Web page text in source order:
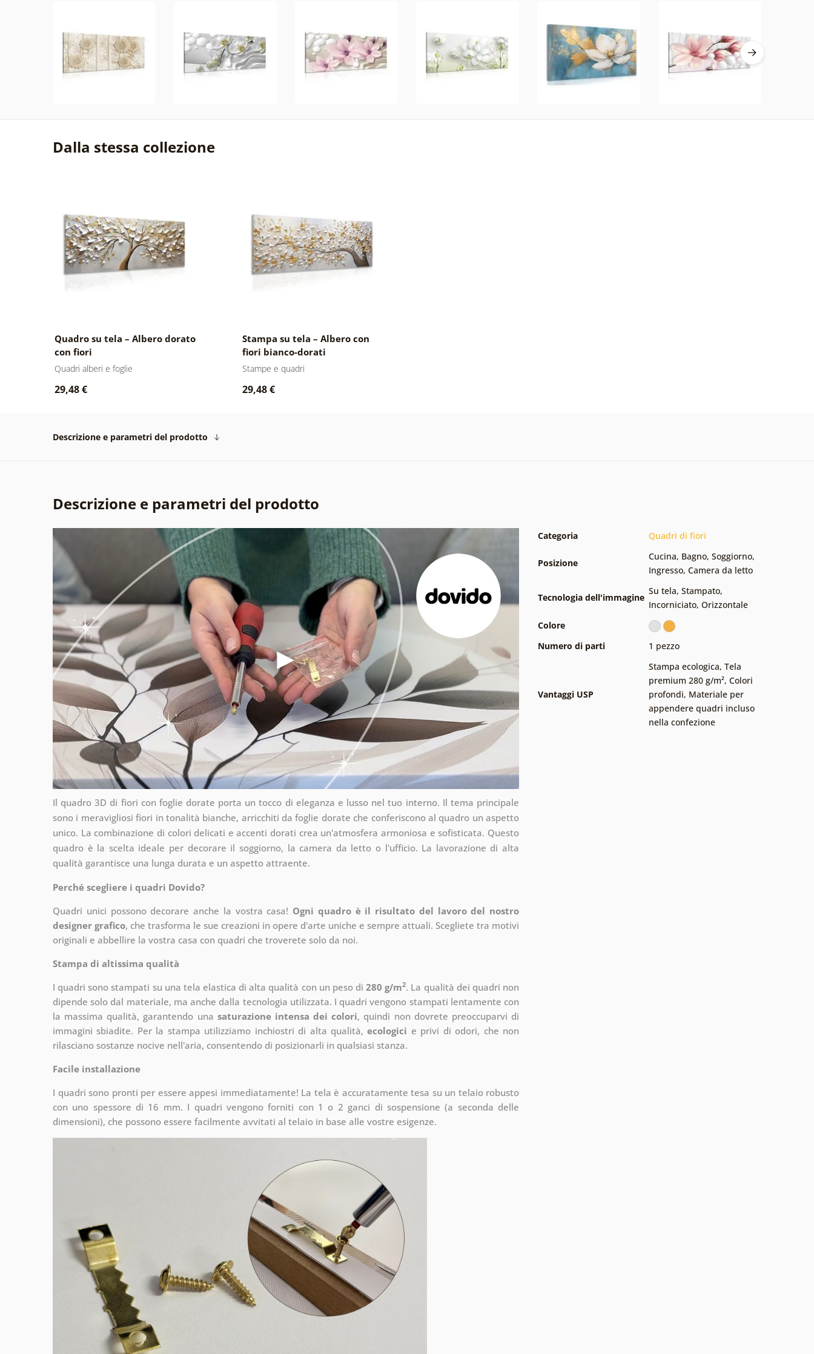
Dalla stessa collezione
Quadro su tela – Albero dorato
con fiori
Quadri alberi e foglie
29,48 €
Stampa su tela – Albero con
fiori bianco-dorati
Stampe e quadri
29,48 €
Descrizione e parametri del prodotto
Descrizione e parametri del prodotto
Il quadro 3D di fiori con foglie dorate porta un tocco di eleganza e lusso nel tuo interno. Il tema principale
sono i meravigliosi fiori in tonalità bianche, arricchiti da foglie dorate che conferiscono al quadro un aspetto
unico. La combinazione di colori delicati e accenti dorati crea un'atmosfera armoniosa e sofisticata. Questo
quadro è la scelta ideale per decorare il soggiorno, la camera da letto o l'ufficio. La lavorazione di alta
qualità garantisce una lunga durata e un aspetto attraente.
Perché scegliere i quadri Dovido?
Quadri unici possono decorare anche la vostra casa! Ogni quadro è il risultato del lavoro del nostro
designer grafico, che trasforma le sue creazioni in opere d'arte uniche e sempre attuali. Scegliete tra motivi
originali e abbellire la vostra casa con quadri che troverete solo da noi.
Stampa di altissima qualità
I quadri sono stampati su una tela elastica di alta qualità con un peso di280 g/m2. La qualità dei quadri non
dipende solo dal materiale, ma anche dalla tecnologia utilizzata. I quadri vengono stampati lentamente con
la massima qualità, garantendo una saturazione intensa dei colori, quindi non dovrete preoccuparvi di
immagini sbiadite. Per la stampa utilizziamo inchiostri di alta qualità,ecologici e privi di odori, che non
rilasciano sostanze nocive nell'aria, consentendo di posizionarli in qualsiasi stanza.
Facile installazione
I quadri sono pronti per essere appesi immediatamente! La tela è accuratamente tesa su un telaio robusto
con uno spessore di 16 mm. I quadri vengono forniti con 1 o 2 ganci di sospensione (a seconda delle
dimensioni), che possono essere facilmente avvitati al telaio in base alle vostre esigenze.
Categoria Quadri di fiori
Posizione
Cucina, Bagno, Soggiorno,
Ingresso, Camera da letto
Tecnologia dell'immagine
Su tela, Stampato,
Incorniciato, Orizzontale
Colore
Numero di parti
1 pezzo
Vantaggi USP
Stampa ecologica, Tela
premium 280 g/m², Colori
profondi, Materiale per
appendere quadri incluso
nella confezione